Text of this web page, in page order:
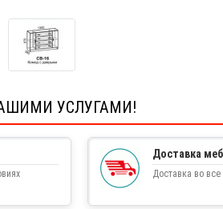
УСЛУГАМИ!
Доставка
Доставка во все